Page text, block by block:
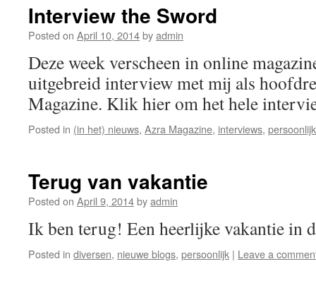
Interview the Sword
Posted on April 10, 2014byadmin
Deze week verscheen in online
uitgebreid interview met mij als
Magazine. Klik hier om het hele
Posted in (in het) nieuws, Azra Magazine, interviews, persoonlijk
Terug van vakantie
Posted on April 9, 2014byadmin
Ik ben terug! Een heerlijke vakantie in
Posted in diversen, nieuwe blogs, persoonlijk | Leave a